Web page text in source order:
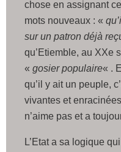
chose en assignant
mots nouveaux : «
sur un patron déjà
qu’Etiemble, au XXe
« gosier populaire« .
qu’il y ait un peuple,
vivantes et
n’aime pas et a
L’Etat a sa logique